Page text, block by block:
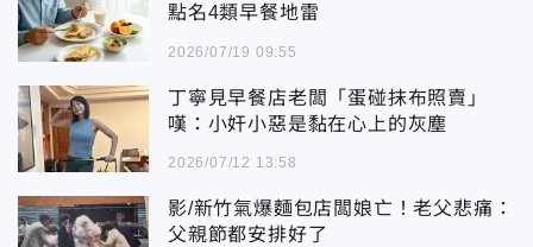
點名4類早餐地雷
2026/07/19 09:55
丁寧見早餐店老闆「蛋碰抹布照賣」
嘆：小奸小惡是黏在心上的灰塵
2026/07/12 13:58
影/新竹氣爆麵包店闆娘亡！老父悲痛：
父親節都安排好了